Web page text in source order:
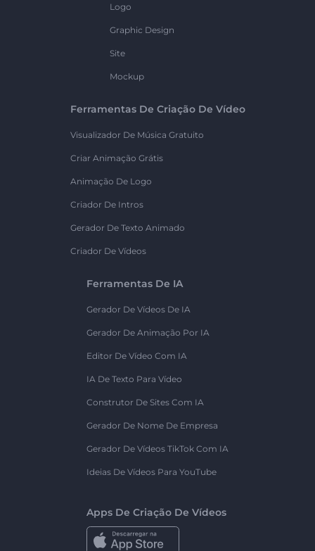
Logo
Graphic Design
Site
Mockup
Ferramentas De Criação De Vídeo
Visualizador De Música Gratuito
Criar Animação Grátis
Animação De Logo
Criador De Intros
Gerador De Texto Animado
Criador De Vídeos
Ferramentas De IA
Gerador De Vídeos De IA
Gerador De Animação Por IA
Editor De Vídeo Com IA
IA De Texto Para Vídeo
Construtor De Sites Com IA
Gerador De Nome De Empresa
Gerador De Vídeos TikTok Com IA
Ideias De Vídeos Para YouTube
Apps De Criação De Vídeos